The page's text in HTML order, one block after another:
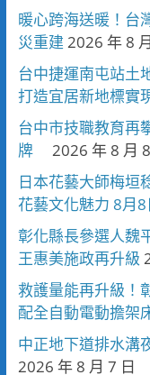
暖心跨海送暖！台
災重建 2026 年 8
台中捷運南屯站土
打造宜居新地標實
台中市技職教育再
牌
2026 年 8 月
日本花藝大師梅
花藝文化魅力 8月
彰化縣長參選人
王惠美施政再升級
救護量能再升級
配全自動電動擔架
中正地下道排水溝
2026 年 8 月 7 日